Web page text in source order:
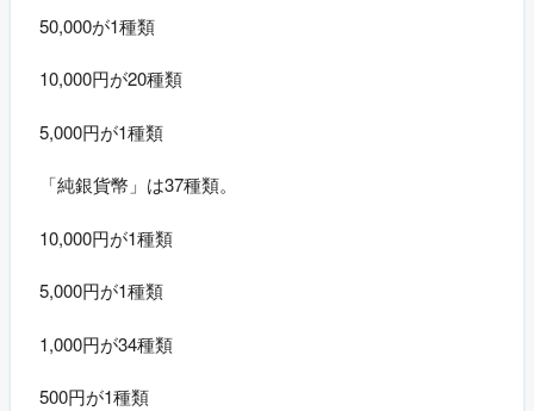
50,000が1種類
10,000円が20種類
5,000円が1種類
「純銀貨幣」は37種類。
10,000円が1種類
5,000円が1種類
1,000円が34種類
500円が1種類